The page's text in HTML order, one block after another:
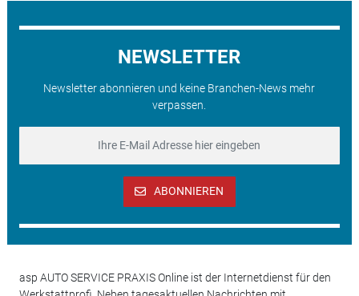
NEWSLETTER
Newsletter abonnieren und keine Branchen-News mehr
verpassen.
ABONNIEREN
asp AUTO SERVICE PRAXIS Online ist der Internetdienst für den